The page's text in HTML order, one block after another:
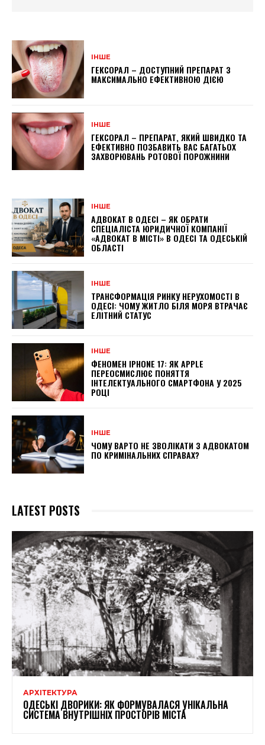
ІНШЕ
ГЕКСОРАЛ – ДОСТУПНИЙ ПРЕПАРАТ З
МАКСИМАЛЬНО ЕФЕКТИВНОЮ ДІЄЮ
ІНШЕ
ГЕКСОРАЛ – ПРЕПАРАТ, ЯКИЙ ШВИДКО ТА
ЕФЕКТИВНО ПОЗБАВИТЬ ВАС БАГАТЬОХ
ЗАХВОРЮВАНЬ РОТОВОЇ ПОРОЖНИНИ
ІНШЕ
АДВОКАТ В ОДЕСІ – ЯК ОБРАТИ
СПЕЦІАЛІСТА ЮРИДИЧНОЇ КОМПАНІЇ
«АДВОКАТ В МІСТІ» В ОДЕСІ ТА ОДЕСЬКІЙ
ОБЛАСТІ
ІНШЕ
ТРАНСФОРМАЦІЯ РИНКУ НЕРУХОМОСТІ В
ОДЕСІ: ЧОМУ ЖИТЛО БІЛЯ МОРЯ ВТРАЧАЄ
ЕЛІТНИЙ СТАТУС
ІНШЕ
ФЕНОМЕН IPHONE 17: ЯК APPLE
ПЕРЕОСМИСЛЮЄ ПОНЯТТЯ
ІНТЕЛЕКТУАЛЬНОГО СМАРТФОНА У 2025
РОЦІ
ІНШЕ
ЧОМУ ВАРТО НЕ ЗВОЛІКАТИ З АДВОКАТОМ
ПО КРИМІНАЛЬНИХ СПРАВАХ?
LATEST POSTS
АРХІТЕКТУРА
ОДЕСЬКІ ДВОРИКИ: ЯК ФОРМУВАЛАСЯ УНІКАЛЬНА
СИСТЕМА ВНУТРІШНІХ ПРОСТОРІВ МІСТА